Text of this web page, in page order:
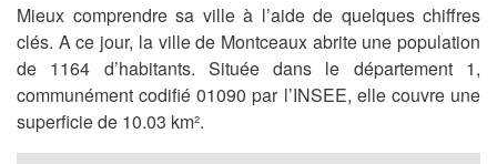
Mieux comprendre sa ville à l’aide de quelques chiffres
clés. A ce jour, la ville de Montceaux abrite une population
de 1164 d’habitants. Située dans le département 1,
communément codifié 01090 par l’INSEE, elle couvre une
superficie de 10.03 km².